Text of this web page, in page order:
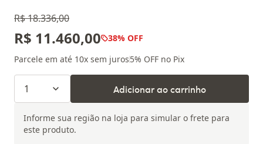
R$ 18.336,00
R$ 11.460,00 38% OFF
Parcele em até 10x sem juros5% OFF no Pix
1 Adicionar ao carrinho
Informe sua região na loja para simular o frete para
este produto.